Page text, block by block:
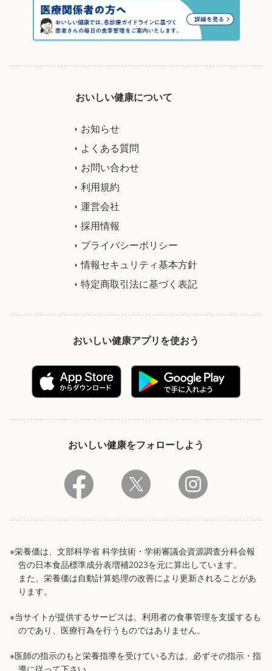
おいしい健康について
お知らせ
よくある質問
お問い合わせ
利用規約
運営会社
採用情報
プライバシーポリシー
情報セキュリティ基本方針
特定商取引法に基づく表記
おいしい健康アプリを使おう
おいしい健康をフォローしよう
※栄養価は、文部科学省 科学技術・学術審議会資源調査分科会報
告の日本食品標準成分表増補2023を元に算出しています。
また、栄養価は自動計算処理の改善により更新されることがあ
ります。
※当サイトが提供するサービスは、利用者の食事管理を支援するも
のであり、医療行為を行うものではありません。
※医師の指示のもと栄養指導を受けている方は、必ずその指示・指